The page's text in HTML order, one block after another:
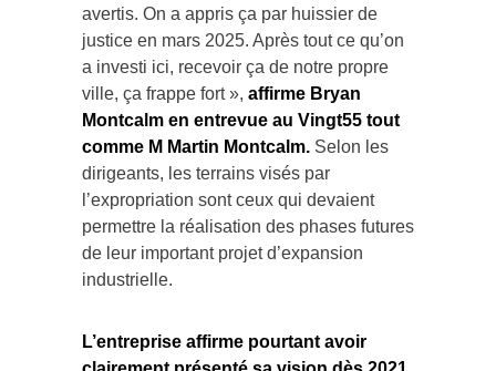
avertis. On a appris ça par huissier de
justice en mars 2025. Après tout ce qu’on
a investi ici, recevoir ça de notre propre
ville, ça frappe fort », affirme Bryan
Montcalm en entrevue au Vingt55 tout
comme M Martin Montcalm. Selon les
dirigeants, les terrains visés par
l’expropriation sont ceux qui devaient
permettre la réalisation des phases futures
de leur important projet d’expansion
industrielle.
L’entreprise affirme pourtant avoir